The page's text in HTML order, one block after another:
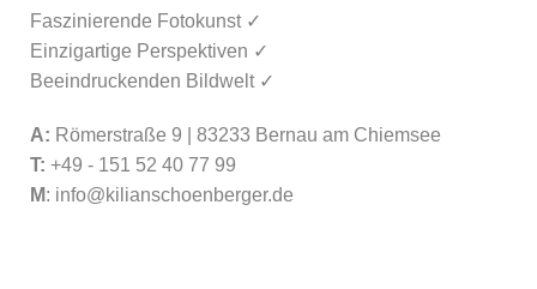
Faszinierende Fotokunst ✓
Einzigartige Perspektiven ✓
Beeindruckenden Bildwelt ✓
A: Römerstraße 9 | 83233 Bernau am Chiemsee
T: +49 - 151 52 40 77 99
M: info@kilianschoenberger.de